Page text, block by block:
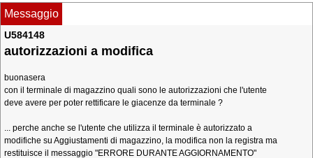
Messaggio
U584148
autorizzazioni a modifica
buonasera
con il terminale di magazzino quali sono le autorizzazioni che l'utente
deve avere per poter rettificare le giacenze da terminale ?
... perche anche se l'utente che utilizza il terminale è autorizzato a
modifiche su Aggiustamenti di magazzino, la modifica non la registra ma
restituisce il messaggio "ERRORE DURANTE AGGIORNAMENTO"